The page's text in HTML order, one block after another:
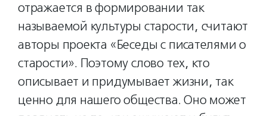
отражается в формировании так
называемой культуры старости, считают
авторы проекта «Беседы с писателями о
старости». Поэтому слово тех, кто
описывает и придумывает жизни, так
ценно для нашего общества. Оно может